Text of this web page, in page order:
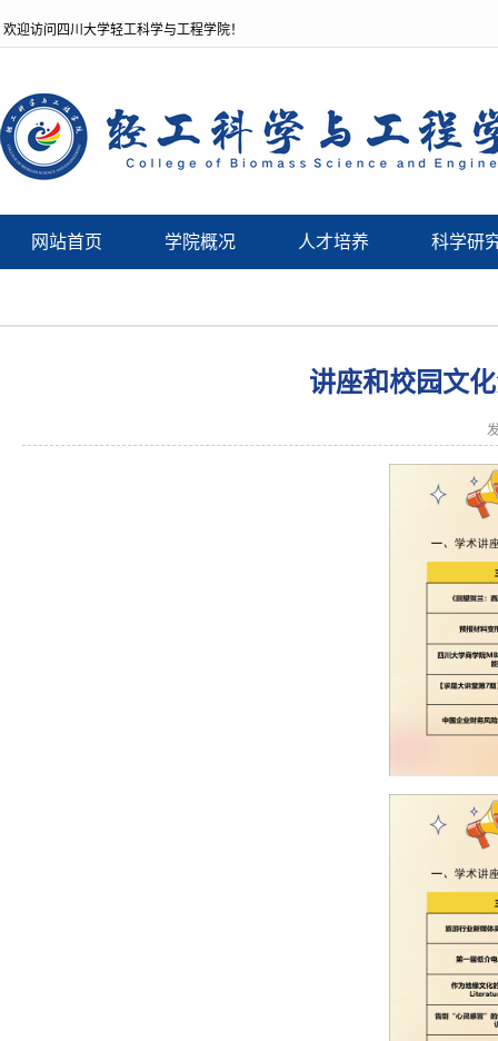
欢迎访问四川大学轻工科学与工程学院！
网站首页 学院概况 人才培养 科学研
讲座和校园文